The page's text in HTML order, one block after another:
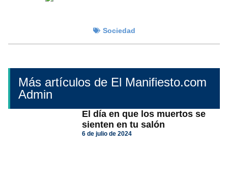
Sociedad
Más artículos de El Manifiesto.com
Admin
El día en que los muertos se
sienten en tu salón
6 de julio de 2024